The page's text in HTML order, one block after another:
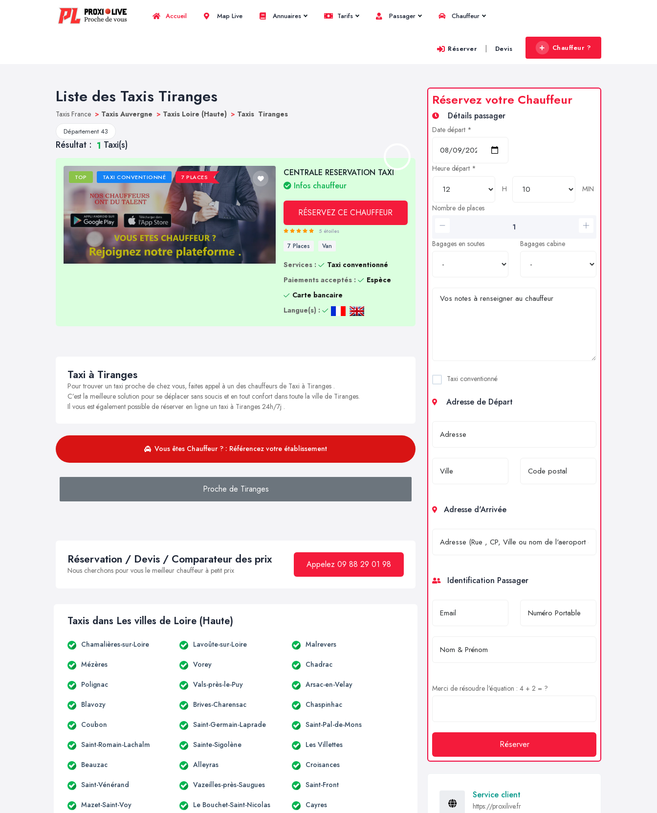
Accueil Map Live Annuaires Tarifs Passager Chauffeur
Réserver | Devis Chauffeur ?
Liste des Taxis Tiranges
Taxis France > Taxis Auvergne > Taxis Loire (Haute) > Taxis Tiranges
Département 43
Résultat : 1 Taxi(s)
TOP TAXI CONVENTIONNÉ 7 PLACES
CENTRALE RESERVATION TAXI
Infos chauffeur
RÉSERVEZ CE CHAUFFEUR
5 étoiles
7 Places Van
Services :
Taxi conventionné
Paiements acceptés :
Espèce
Carte bancaire
Langue(s) :
Taxi à Tiranges
Pour trouver un taxi proche de chez vous, faites appel à un des chauffeurs de Taxi à Tiranges .
C’est la meilleure solution pour se déplacer sans soucis et en tout confort dans toute la ville de Tiranges.
Il vous est également possible de réserver en ligne un taxi à Tiranges 24h/7j .
Vous êtes Chauffeur ? : Référencez votre établissement
Proche de Tiranges
Réservation / Devis / Comparateur des prix
Nous cherchons pour vous le meilleur chauffeur à petit prix
Appelez 09 88 29 01 98
Taxis dans Les villes de Loire (Haute)
Chamalières-sur-Loire Lavoûte-sur-Loire Malrevers
Mézères Vorey Chadrac
Polignac Vals-près-le-Puy Arsac-en-Velay
Blavozy Brives-Charensac Chaspinhac
Coubon Saint-Germain-Laprade Saint-Pal-de-Mons
Saint-Romain-Lachalm Sainte-Sigolène Les Villettes
Beauzac Alleyras Croisances
Saint-Vénérand Vazeilles-près-Saugues Saint-Front
Mazet-Saint-Voy Le Bouchet-Saint-Nicolas Cayres
Réservez votre Chauffeur
Détails passager
Date départ *
Heure départ *
H
MIN
Nombre de places
Bagages en soutes Bagages cabine
Taxi conventionné
Adresse de Départ
Adresse d'Arrivée
Identification Passager
Merci de résoudre l'équation : 4 + 2 = ?
Réserver
Service client
https://proxilive.fr